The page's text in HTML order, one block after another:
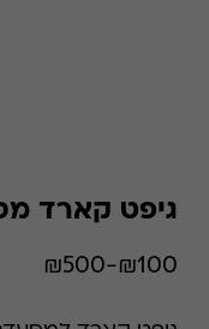
גיפט קארד
₪100-₪500